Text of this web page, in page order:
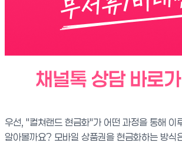
우선, "컬쳐랜드 현금화"가 어떤 과정을 통해 이
알아볼까요? 모바일 상품권을 현금화하는 방식